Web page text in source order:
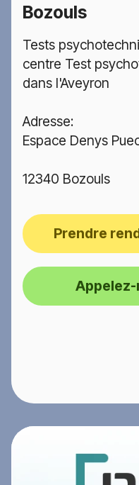
Bozouls
Tests
centre Test
dans l'Aveyron
Adresse:
Espace Denys
12340 Bozouls
Prendre
Appelez-